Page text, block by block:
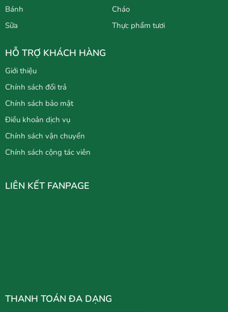
Bánh
Cháo
Sữa
Thực phẩm tươi
HỖ TRỢ KHÁCH HÀNG
Giới thiệu
Chính sách đổi trả
Chính sách bảo mật
Điều khoản dịch vụ
Chính sách vận chuyển
Chính sách cộng tác viên
LIÊN KẾT FANPAGE
THANH TOÁN ĐA DẠNG